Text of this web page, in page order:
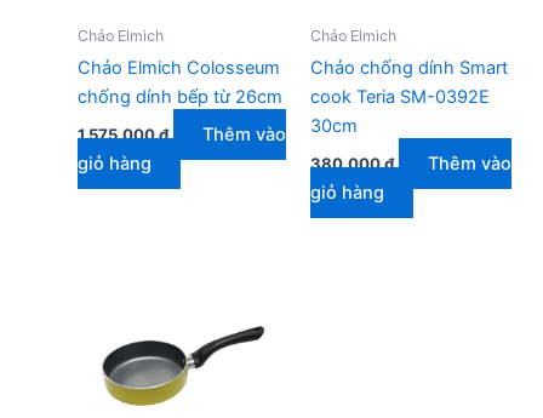
Chảo Elmich
Chảo Elmich Colosseum
chống dính bếp từ 26cm
1.575.000₫
Thêm vào
giỏ hàng
Chảo Elmich
Chảo chống dính Smart
cook Teria SM-0392E
30cm
380.000₫
Thêm vào
giỏ hàng